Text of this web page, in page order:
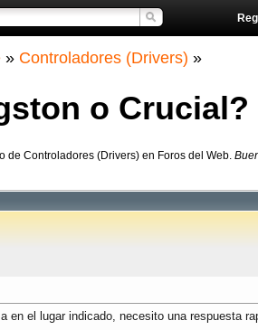
» Controladores (Drivers) »
o Crucial?
de Controladores (Drivers) en Foros del Web.
en el lugar indicado, necesito una respuesta